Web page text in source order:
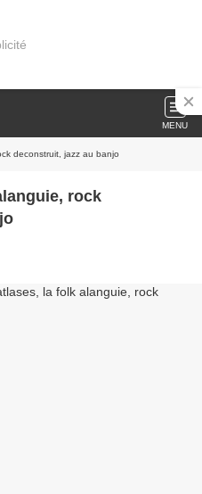
MENU
deconstruit, jazz au banjo
rock